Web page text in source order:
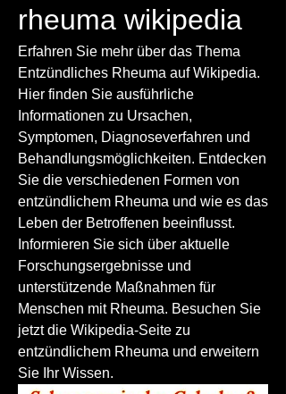
rheuma wikipedia
Erfahren Sie mehr über das Thema
Entzündliches Rheuma auf Wikipedia.
Hier finden Sie ausführliche
Informationen zu Ursachen,
Symptomen, Diagnoseverfahren und
Behandlungsmöglichkeiten. Entdecken
Sie die verschiedenen Formen von
entzündlichem Rheuma und wie es das
Leben der Betroffenen beeinflusst.
Informieren Sie sich über aktuelle
Forschungsergebnisse und
unterstützende Maßnahmen für
Menschen mit Rheuma. Besuchen Sie
jetzt die Wikipedia-Seite zu
entzündlichem Rheuma und erweitern
Sie Ihr Wissen.